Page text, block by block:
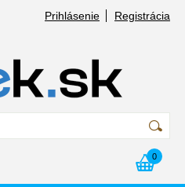
Prihlásenie Registrácia
0